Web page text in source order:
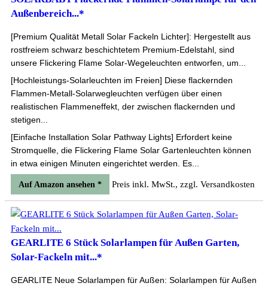
Außenbereich...*
[Premium Qualität Metall Solar Fackeln Lichter]: Hergestellt aus
rostfreiem schwarz beschichtetem Premium-Edelstahl, sind
unsere Flickering Flame Solar-Wegeleuchten entworfen, um...
[Hochleistungs-Solarleuchten im Freien] Diese flackernden
Flammen-Metall-Solarwegleuchten verfügen über einen
realistischen Flammeneffekt, der zwischen flackernden und
stetigen...
[Einfache Installation Solar Pathway Lights] Erfordert keine
Stromquelle, die Flickering Flame Solar Gartenleuchten können
in etwa einigen Minuten eingerichtet werden. Es...
Auf Amazon ansehen * Preis inkl. MwSt., zzgl. Versandkosten
GEARLITE 6 Stück Solarlampen für Außen Garten,
Solar-Fackeln mit...*
GEARLITE Neue Solarlampen für Außen: Solarlampen für Außen